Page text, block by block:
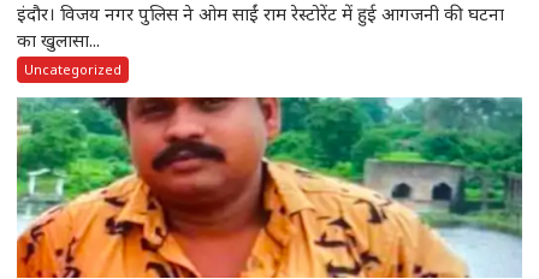
इंदौर। विजय नगर पुलिस ने ओम साईं राम रेस्टोरेंट में हुई आगजनी की घटना
का खुलासा...
Uncategorized